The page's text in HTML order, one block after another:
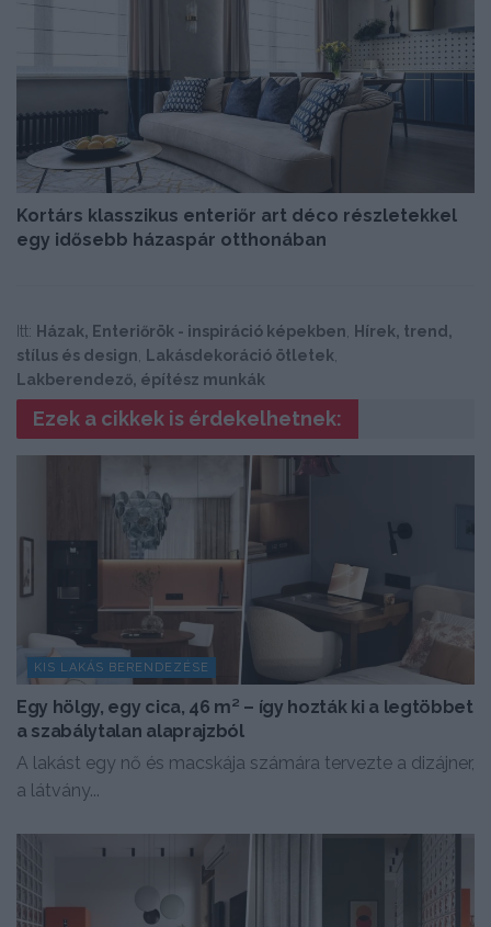
Kortárs klasszikus enteriőr art déco részletekkel
egy idősebb házaspár otthonában
Itt: Házak, Enteriőrök - inspiráció képekben, Hírek, trend,
stílus és design, Lakásdekoráció ötletek,
Lakberendező, építész munkák
Ezek a cikkek is érdekelhetnek:
KIS LAKÁS BERENDEZÉSE
Egy hölgy, egy cica, 46 m² – így hozták ki a legtöbbet
a szabálytalan alaprajzból
A lakást egy nő és macskája számára tervezte a dizájner,
a látvány...